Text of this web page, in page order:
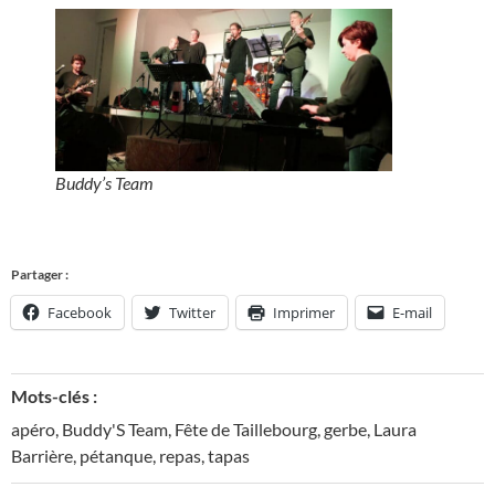
Buddy’s Team
Partager :
Facebook Twitter Imprimer E-mail
Mots-clés :
apéro, Buddy'S Team, Fête de Taillebourg,gerbe, Laura
Barrière, pétanque, repas,tapas